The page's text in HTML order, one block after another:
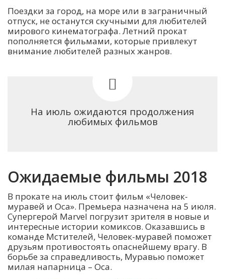
Поездки за город, на море или в заграничный
отпуск, не останутся скучными для любителей
мирового кинематографа. Летний прокат
пополняется фильмами, которые привлекут
внимание любителей разных жанров.
На июль ожидаются продолжения
любимых фильмов
Ожидаемые фильмы 2018
В прокате на июль стоит фильм «Человек-
муравей и Оса». Премьера назначена на 5 июля.
Супергерой Marvel погрузит зрителя в новые и
интересные истории комиксов. Оказавшись в
команде Мстителей, Человек-муравей поможет
друзьям противостоять опаснейшему врагу. В
борьбе за справедливость, Муравью поможет
милая напарница – Оса.